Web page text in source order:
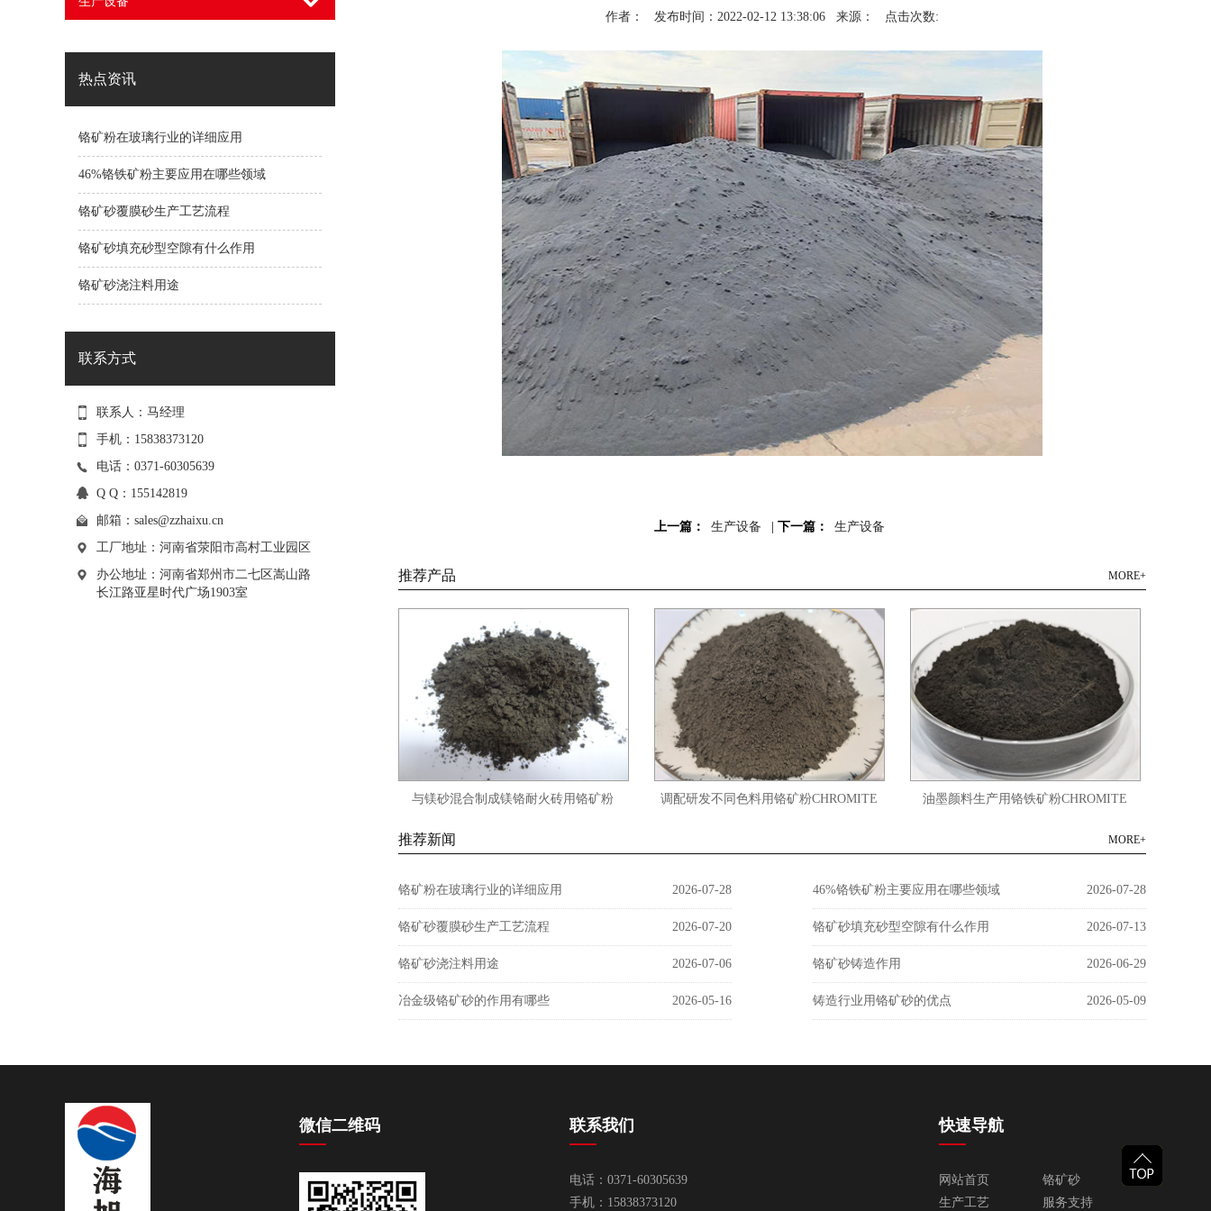
热点资讯
铬矿粉在玻璃行业的详细应用
46%铬铁矿粉主要应用在哪些领域
铬矿砂覆膜砂生产工艺流程
铬矿砂填充砂型空隙有什么作用
铬矿砂浇注料用途
联系方式
联系人：马经理
手机：15838373120
电话：0371-60305639
Q Q：155142819
邮箱： sales@zzhaixu.cn
工厂地址：河南省荥阳市高村工业园区
办公地址：河南省郑州市二七区嵩山路
长江路亚星时代广场1903室
作者： 发布时间：2022-02-12 13:38:06 来源： 点击次数:
上一篇： 生产设备 下一篇： 生产设备
推荐产品 MORE+
与镁砂混合制成镁铬耐火砖用铬矿粉 调配研发不同色料用铬矿粉CHROMITE 油墨颜料生产用铬铁矿粉CHROMITE
推荐新闻 MORE+
铬矿粉在玻璃行业的详细应用 2026-07-28 46%铬铁矿粉主要应用在哪些领域 2026-07-28
铬矿砂覆膜砂生产工艺流程 2026-07-20 铬矿砂填充砂型空隙有什么作用 2026-07-13
铬矿砂浇注料用途 2026-07-06 铬矿砂铸造作用 2026-06-29
冶金级铬矿砂的作用有哪些 2026-05-16 铸造行业用铬矿砂的优点 2026-05-09
微信二维码 联系我们
电话：0371-60305639
手机：15838373120
快速导航
网站首页
铬矿砂
生产工艺
服务支持